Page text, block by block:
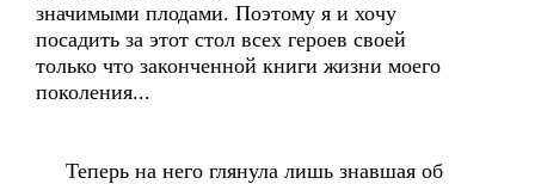
значимыми плодами. Поэтому я и хочу
посадить за этот стол всех героев своей
только что законченной книги жизни моего
поколения...
Теперь на него глянула лишь знавшая об